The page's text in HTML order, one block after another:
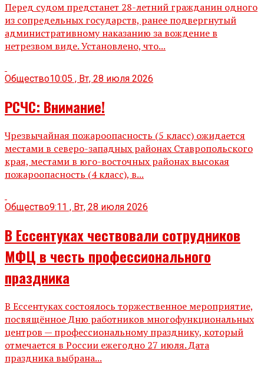
Перед судом предстанет 28-летний гражданин одного
из сопредельных государств, ранее подвергнутый
административному наказанию за вождение в
нетрезвом виде. Установлено, что...
Общество10:05 , Вт, 28 июля 2026
РСЧС: Внимание!
Чрезвычайная пожароопасность (5 класс) ожидается
местами в северо-западных районах Ставропольского
края, местами в юго-восточных районах высокая
пожароопасность (4 класс), в...
Общество9:11 , Вт, 28 июля 2026
В Ессентуках чествовали сотрудников
МФЦ в честь профессионального
праздника
В Ессентуках состоялось торжественное мероприятие,
посвящённое Дню работников многофункциональных
центров — профессиональному празднику, который
отмечается в России ежегодно 27 июля. Дата
праздника выбрана...